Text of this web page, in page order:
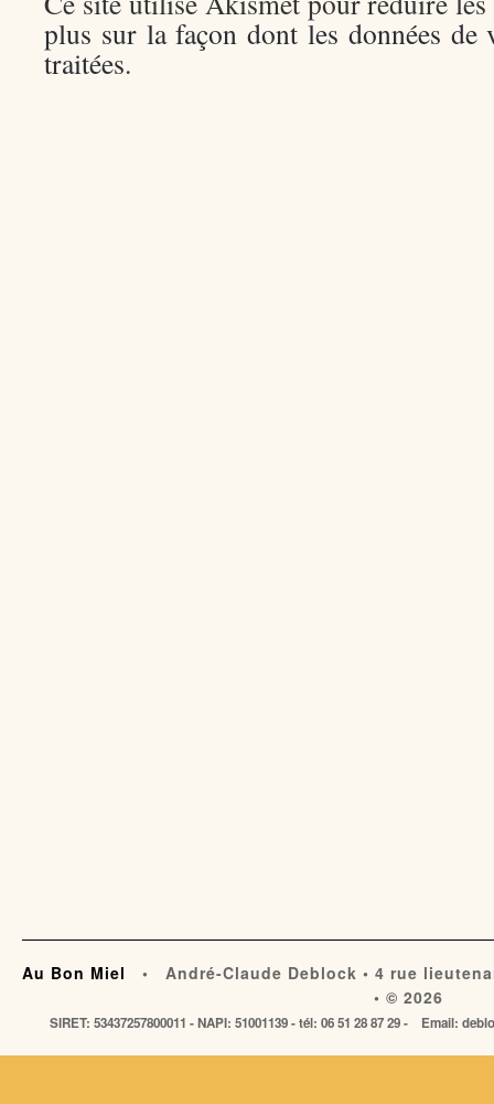
plus sur la façon dont les données de
traitées.
Au Bon Miel
• André-Claude Deblock • 4 rue
• © 2026
SIRET: 53437257800011 - NAPI: 51001139 - tél: 06 51 28 87 29 - Email: